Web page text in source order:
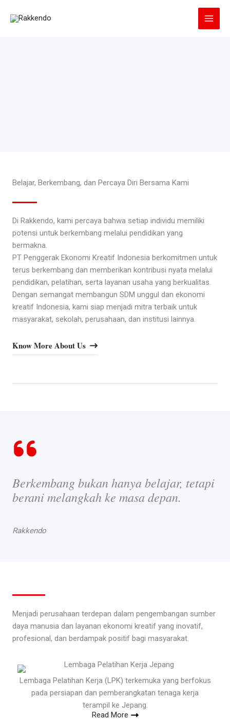
Belajar, Berkembang, dan Percaya Diri Bersama Kami
Di Rakkendo, kami percaya bahwa setiap individu memiliki
potensi untuk berkembang melalui pendidikan yang
bermakna.
PT Penggerak Ekonomi Kreatif Indonesia berkomitmen untuk
terus berkembang dan memberikan kontribusi nyata melalui
pendidikan, pelatihan, serta layanan usaha yang berkualitas.
Dengan semangat membangun SDM unggul dan ekonomi
kreatif Indonesia, kami siap menjadi mitra terbaik untuk
masyarakat, sekolah, perusahaan, dan institusi lainnya.
Know More About Us
Berkembang bukan hanya belajar, tetapi
berani melangkah ke masa depan.
Rakkendo
Menjadi perusahaan terdepan dalam pengembangan sumber
daya manusia dan layanan ekonomi kreatif yang inovatif,
profesional, dan berdampak positif bagi masyarakat.
Lembaga Pelatihan Kerja (LPK) terkemuka yang berfokus
pada persiapan dan pemberangkatan tenaga kerja
terampil ke Jepang.
Read More